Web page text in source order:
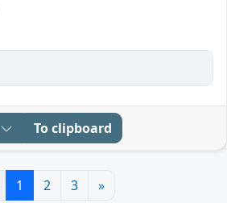
To clipboard
1 2 3 »